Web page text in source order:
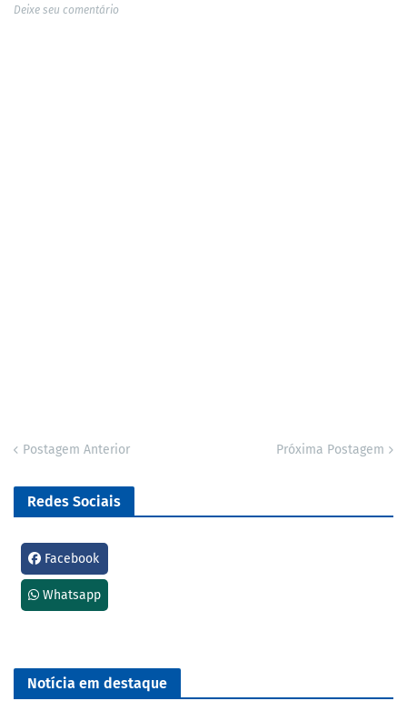
Deixe seu comentário
Postagem Anterior Próxima Postagem
Redes Sociais
Facebook
Whatsapp
Notícia em destaque